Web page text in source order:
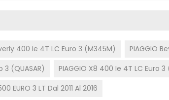
400 Ie 4T LC Euro 3 (M345M)
PIAGGIO
3 (QUASAR)
PIAGGIO X8 400 Ie 4T LC Euro 3
EURO 3 LT Dal 2011 Al 2016